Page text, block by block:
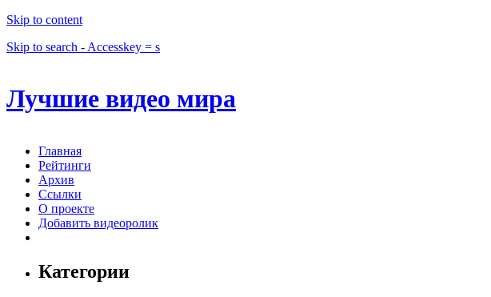
Skip to content
Skip to search - Accesskey = s
Лучшие видео мира
Главная
Рейтинги
Архив
Ссылки
О проекте
Добавить видеоролик
Категории